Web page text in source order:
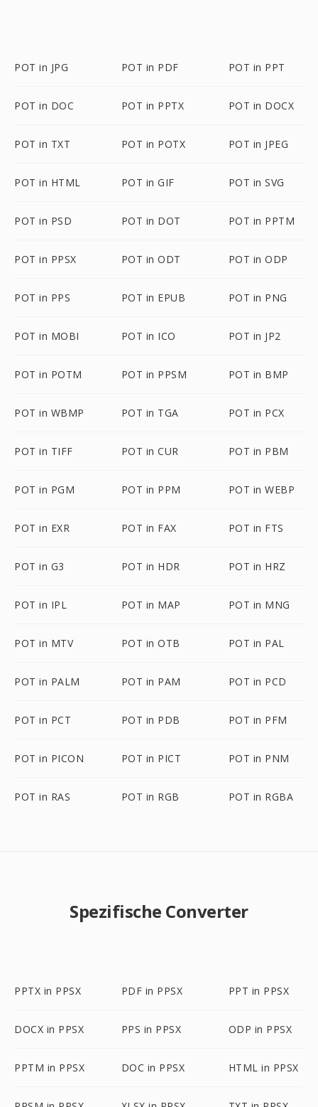
POT in JPG POT in PDF POT in PPT
POT in DOC POT in PPTX POT in DOCX
POT in TXT POT in POTX POT in JPEG
POT in HTML POT in GIF POT in SVG
POT in PSD POT in DOT POT in PPTM
POT in PPSX POT in ODT POT in ODP
POT in PPS POT in EPUB POT in PNG
POT in MOBI POT in ICO POT in JP2
POT in POTM POT in PPSM POT in BMP
POT in WBMP POT in TGA POT in PCX
POT in TIFF POT in CUR POT in PBM
POT in PGM POT in PPM POT in WEBP
POT in EXR POT in FAX POT in FTS
POT in G3 POT in HDR POT in HRZ
POT in IPL POT in MAP POT in MNG
POT in MTV POT in OTB POT in PAL
POT in PALM POT in PAM POT in PCD
POT in PCT POT in PDB POT in PFM
POT in PICON POT in PICT POT in PNM
POT in RAS POT in RGB POT in RGBA
Spezifische Converter
PPTX in PPSX PDF in PPSX PPT in PPSX
DOCX in PPSX PPS in PPSX ODP in PPSX
PPTM in PPSX DOC in PPSX HTML in PPSX